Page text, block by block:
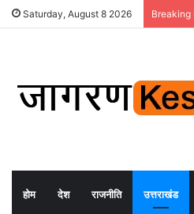
Saturday, August 8 2026 Breaking
होम देश राजनीति उत्तराखंड